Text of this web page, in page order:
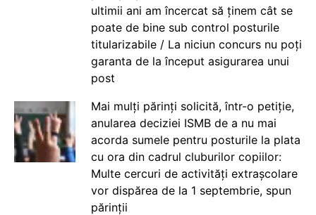
ultimii ani am încercat să ținem cât se
poate de bine sub control posturile
titularizabile / La niciun concurs nu poți
garanta de la început asigurarea unui
post
Mai mulți părinți solicită, într-o petiție,
anularea deciziei ISMB de a nu mai
acorda sumele pentru posturile la plata
cu ora din cadrul cluburilor copiilor:
Multe cercuri de activități extrașcolare
vor dispărea de la 1 septembrie, spun
părinții